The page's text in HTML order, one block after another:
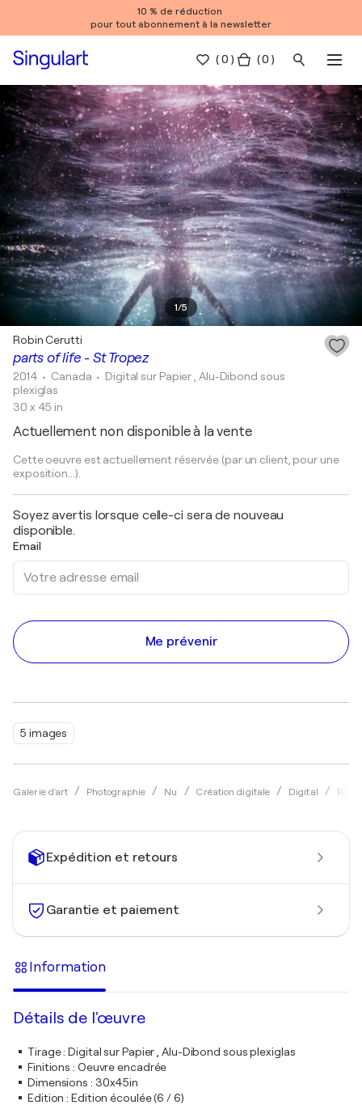
10 % de réduction
pour tout abonnement à la newsletter
(0 ) ( 0 )
1/5
5 images
Galerie d'art Photographie Nu Création digitale Digital
parts of life - St Tropez
Robin Cerutti
2014 • Canada • Digital sur Papier , Alu-Dibond sous
plexiglas
30 x 45 in
Actuellement non disponible à la vente
Cette oeuvre est actuellement réservée (par un client, pour une
exposition...).
Soyez avertis lorsque celle-ci sera de nouveau
disponible.
Email
Me prévenir
Expédition et retours
Garantie et paiement
Information
Détails de l'œuvre
Tirage:Digital sur Papier , Alu-Dibond sous plexiglas
Finitions : Oeuvre encadrée
Dimensions : 30x45in
Edition :Edition écoulée (6 / 6)